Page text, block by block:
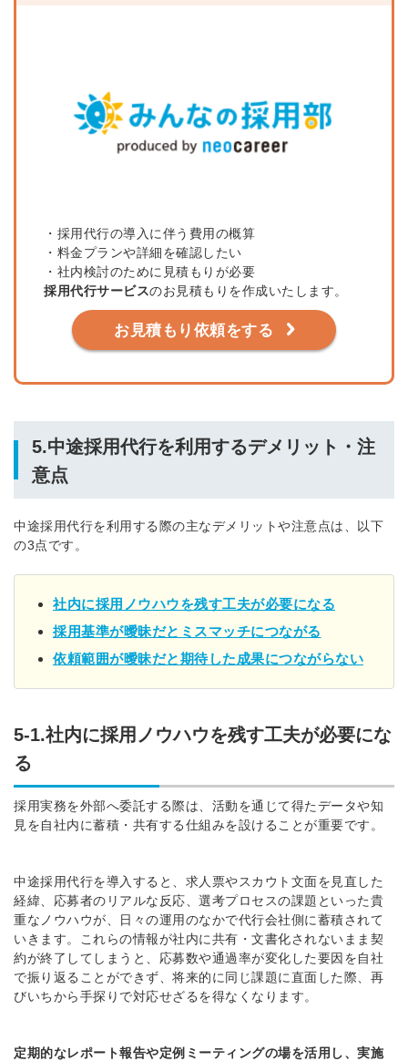
・採用代行の導入に伴う費用の概算
・料金プランや詳細を確認したい
・社内検討のために見積もりが必要
採用代行サービスのお見積もりを作成いたします。
お見積もり依頼をする
5.中途採用代行を利用するデメリット・注
意点
中途採用代行を利用する際の主なデメリットや注意点は、以下
の3点です。
社内に採用ノウハウを残す工夫が必要になる
採用基準が曖昧だとミスマッチにつながる
依頼範囲が曖昧だと期待した成果につながらない
5-1.社内に採用ノウハウを残す工夫が必要にな
る
採用実務を外部へ委託する際は、活動を通じて得たデータや知
見を自社内に蓄積・共有する仕組みを設けることが重要です。
中途採用代行を導入すると、求人票やスカウト文面を見直した
経緯、応募者のリアルな反応、選考プロセスの課題といった貴
重なノウハウが、日々の運用のなかで代行会社側に蓄積されて
いきます。これらの情報が社内に共有・文書化されないまま契
約が終了してしまうと、応募数や通過率が変化した要因を自社
で振り返ることができず、将来的に同じ課題に直面した際、再
びいちから手探りで対応せざるを得なくなります。
定期的なレポート報告や定例ミーティングの場を活用し、実施